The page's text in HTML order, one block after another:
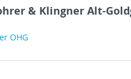
& Klingner Alt-
OHG